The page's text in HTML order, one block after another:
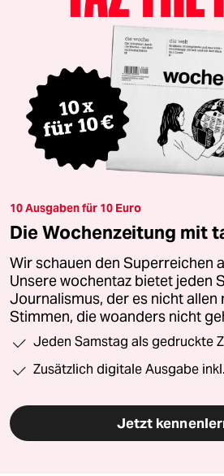
10 Ausgaben für 10 Euro
Die Wochenzeitung mit
Wir schauen den Superreichen
Unsere wochentaz bietet jeden
Journalismus, der es nicht allen
Stimmen, die woanders nicht
Jeden Samstag als gedruckte
Zusätzlich digitale Ausgabe
Jetzt